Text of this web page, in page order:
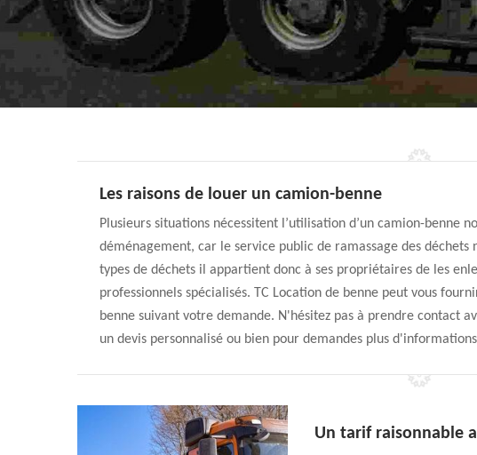
Les raisons de louer un camion-benne
Plusieurs situations nécessitent l’utilisation d’un camion-benne
déménagement, car le service public de ramassage des déchets
types de déchets il appartient donc à ses propriétaires de les
professionnels spécialisés. TC Location de benne peut vous
benne suivant votre demande. N'hésitez pas à prendre contact
un devis personnalisé ou bien pour demandes plus
Un tarif raisonnable